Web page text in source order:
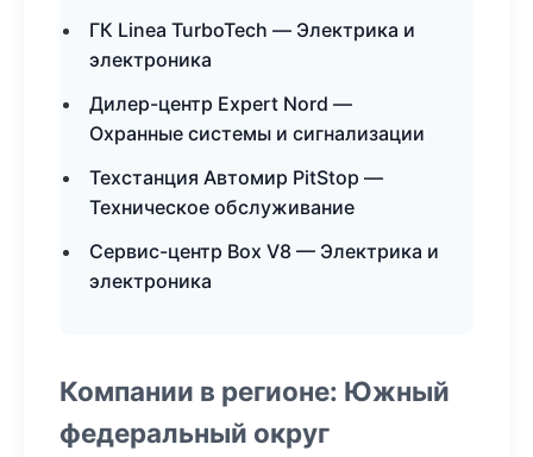
ГК Linea TurboTech — Электрика и
электроника
Дилер-центр Expert Nord —
Охранные системы и сигнализации
Техстанция Автомир PitStop —
Техническое обслуживание
Сервис-центр Box V8 — Электрика и
электроника
Компании в регионе: Южный
федеральный округ